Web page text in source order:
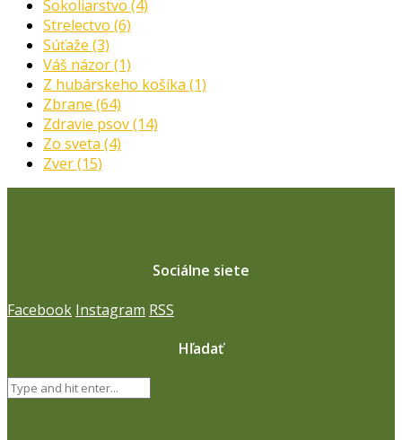
Sokoliarstvo (4)
Strelectvo (6)
Súťaže (3)
Váš názor(1)
Z hubárskeho košíka (1)
Zbrane (64)
Zdravie psov(14)
Zo sveta (4)
Zver(15)
Sociálne siete
Facebook Instagram RSS
Hľadať